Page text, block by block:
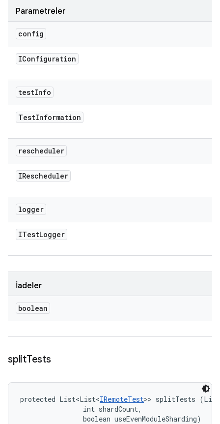
Parametreler
config
IConfiguration
testInfo
TestInformation
rescheduler
IRescheduler
logger
ITestLogger
İadeler
boolean
splitTests
protected List<List<IRemoteTest>> splitTests
                int shardCount,
                boolean useEvenModuleSharding)